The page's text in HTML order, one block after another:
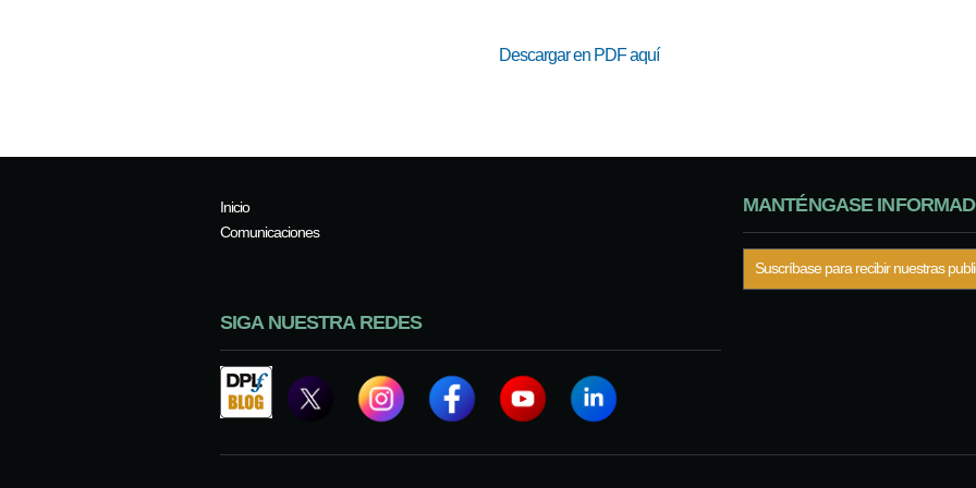
Descargar en PDFaquí
Inicio
Comunicaciones
MANTÉNGASE
Suscríbase para recibir nuestras
SIGA NUESTRA REDES